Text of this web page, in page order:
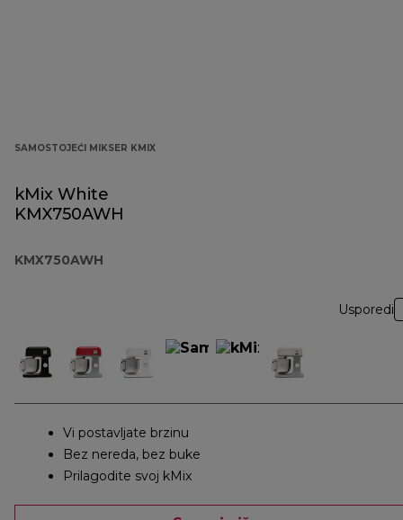
SAMOSTOJEĆI MIKSER KMIX
kMix White
KMX750AWH
KMX750AWH
Usporedi
Vi postavljate brzinu
Bez nereda, bez buke
Prilagodite svoj kMix